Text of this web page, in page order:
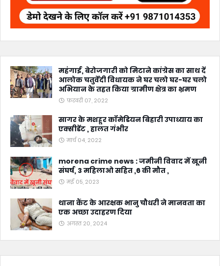
महंगाई, बेरोजगारी को मिटाने कांग्रेस का साथ दें
आलोक चतुर्वेदी विधायक ने घर चलो घर-घर चलो
अभियान के तहत किया ग्रामीण क्षेत्र का भ्रमण
फ़रवरी 07, 2022
सागर के मशहूर कॉमेडियन बिहारी उपाध्याय का
एक्सीडेंट , हालत गंभीर
मार्च 04, 2022
morena crime news : जमीनी विवाद में खूनी
संघर्ष, 3 महिलाओ सहित ,6 की मौत ,
मई 05, 2023
थाना कैंट के आरक्षक भानु चौधरी ने मानवता का
एक अच्छा उदाहरण दिया
अगस्त 20, 2024